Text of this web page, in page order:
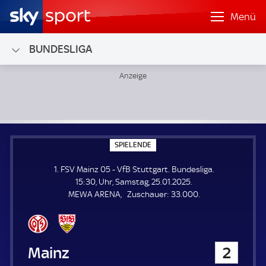
Menü
BUNDESLIGA
SPIELENDE
P
E
L
E
N
1. FSV Mainz 05 - VfB Stuttgart. Bundesliga.
15:30, Uhr, Samstag, 25.01.2025.
MEWA ARENA
Zuschauer: Z
33.000.
1. FSV Mainz 05 2